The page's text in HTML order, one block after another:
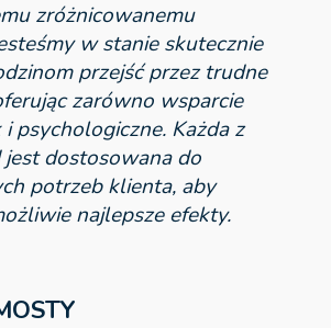
zróżnicowanemu
w stanie skutecznie
przejść przez trudne
zarówno wsparcie
psychologiczne. Każda z
dostosowana do
potrzeb klienta, aby
najlepsze efekty.